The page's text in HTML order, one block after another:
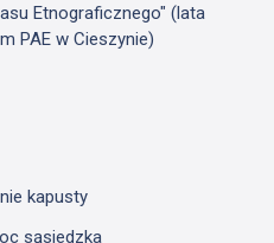
Etnograficznego" (lata
PAE w Cieszynie)
kapusty
sąsiedzka